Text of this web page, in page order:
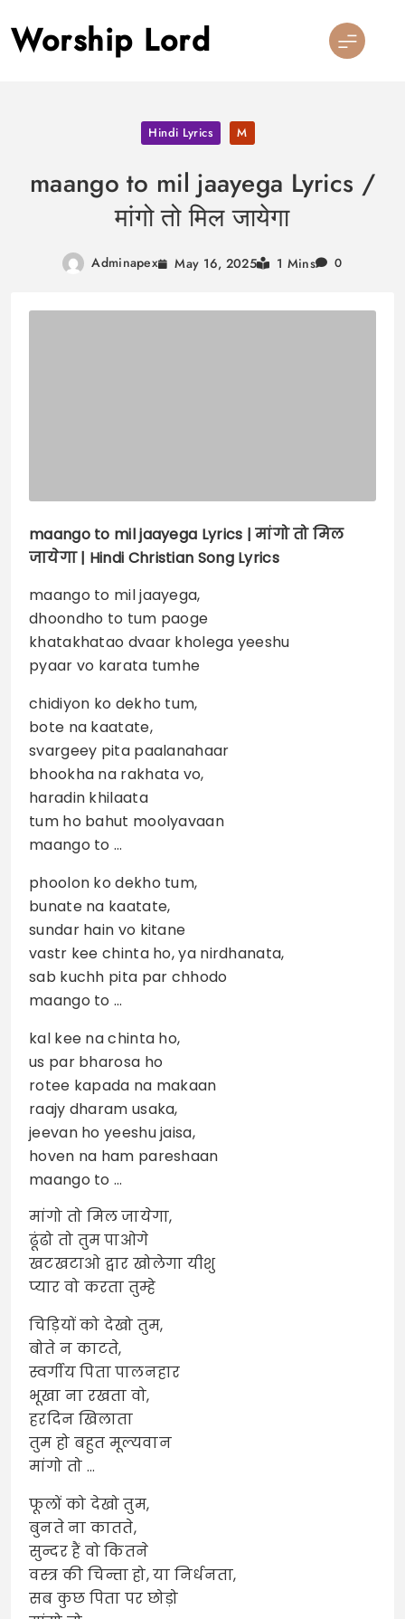
to
content
Worship Lord
Hindi Lyrics M
maango to mil jaayega Lyrics /
मांगो तो मिल जायेगा
Adminapex May 16, 2025 1 Mins 0
maango to mil jaayega Lyrics | मांगो तो मिल
जायेगा | Hindi Christian Song Lyrics
maango to mil jaayega,
dhoondho to tum paoge
khatakhatao dvaar kholega yeeshu
pyaar vo karata tumhe
chidiyon ko dekho tum,
bote na kaatate,
svargeey pita paalanahaar
bhookha na rakhata vo,
haradin khilaata
tum ho bahut moolyavaan
maango to …
phoolon ko dekho tum,
bunate na kaatate,
sundar hain vo kitane
vastr kee chinta ho, ya nirdhanata,
sab kuchh pita par chhodo
maango to …
kal kee na chinta ho,
us par bharosa ho
rotee kapada na makaan
raajy dharam usaka,
jeevan ho yeeshu jaisa,
hoven na ham pareshaan
maango to …
मांगो तो मिल जायेगा,
ढूंढो तो तुम पाओगे
खटखटाओ द्वार खोलेगा यीशु
प्यार वो करता तुम्हे
चिड़ियों को देखो तुम,
बोते न काटते,
स्वर्गीय पिता पालनहार
भूखा ना रखता वो,
हरदिन खिलाता
तुम हो बहुत मूल्यवान
मांगो तो …
फूलों को देखो तुम,
बुनते ना कातते,
सुन्दर हैं वो कितने
वस्त्र की चिन्ता हो, या निर्धनता,
सब कुछ पिता पर छोड़ो